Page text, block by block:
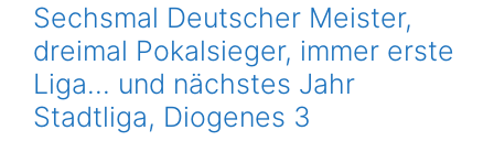
Sechsmal Deutscher Meister,
dreimal Pokalsieger, immer erste
Liga… und nächstes Jahr
Stadtliga, Diogenes 3